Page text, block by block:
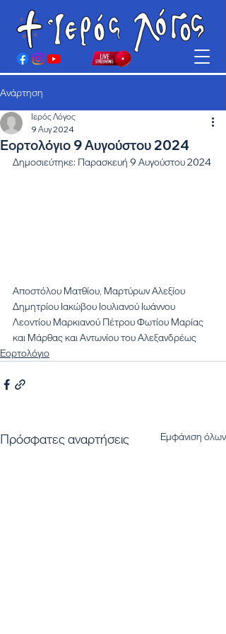
Ανάρτηση
Εορτολόγιο 9 Αυγούστου 2024
Ιερός Λόγος
9 Αυγ 2024
Δημοσιεύτηκε: Παρασκευή 9 Αυγούστου 2024
Αποστόλου Ματθίου, Μαρτύρων Αλεξίου
Δημητρίου Ιακώβου Ιουλιανού Ιωάννου
Λεοντίου Μαρκιανού Πέτρου Φωτίου Μαρίας
και Μάρθας και Αντωνίου του Αλεξανδρέως
Εορτολόγιο
Πρόσφατες αναρτήσεις Εμφάνιση όλων